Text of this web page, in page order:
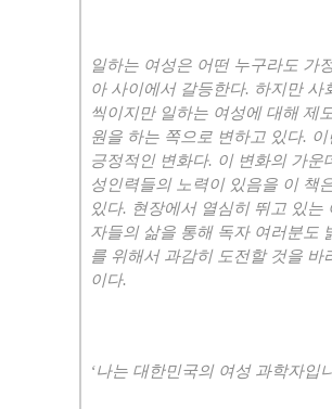
일하는 여성은 어떤 누구라도 가
아 사이에서 갈등한다. 하지만 사
씩이지만 일하는 여성에 대해 제
원을 하는 쪽으로 변하고 있다.
긍정적인 변화다. 이 변화의 가운
성인력들의 노력이 있음을 이 책
있다. 현장에서 열심히 뛰고 있는
자들의 삶을 통해 독자 여러분도
를 위해서 과감히 도전할 것을 바
이다.
‘나는 대한민국의 여성 과학자입